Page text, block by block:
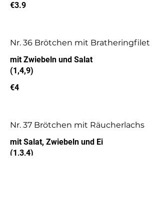
€3.9
Nr. 36 Brötchen mit Bratheringfilet
mit Zwiebeln und Salat
(1,4,9)
€4
Nr. 37 Brötchen mit Räucherlachs
mit Salat, Zwiebeln und Ei
(1,3,4)